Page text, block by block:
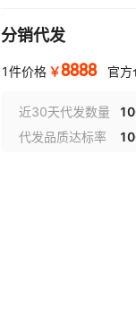
分销代发
1件价格 ￥8888 官方
近30天代发数量
代发品质达标率